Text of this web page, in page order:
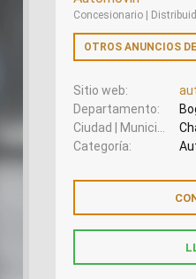
Concesionario |
OTROS ANUNCIOS
Sitio web
Departamento
Categoría